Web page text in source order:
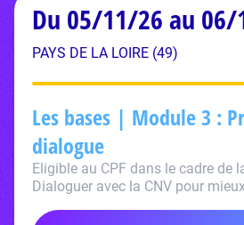
Du 05/11/26 au
PAYS DE LA LOIRE (49)
Les bases | Module 3 :
dialogue
Eligible au CPF dans le cadre de
Dialoguer avec la CNV pour